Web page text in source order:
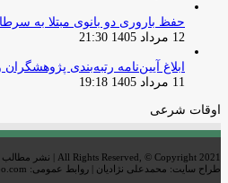
حفظ باروری دو بانوی مبتلا به
12 مرداد 1405 21:30
ابلاغ آیین‌نامه رتبه‌بندی پژوهشگران
11 مرداد 1405 19:18
اوقات شرعی
All Rights Reserved, © Copyright 2021 | نشر مطالب با ذکر نام پایگاه خبری موفقیت‌شناسی و درج لینک خبر بلامانع است
طراح سایت: محمدعلی نژادیان | روابط عمومی: successology@yahoo.com